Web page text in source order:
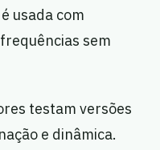
usada com
sem
testam versões
e dinâmica.